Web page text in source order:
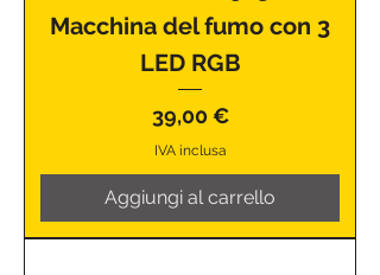
Macchina del fumo con 3
LED RGB
Prezzo
39,00 €
IVA inclusa
Aggiungi al carrello